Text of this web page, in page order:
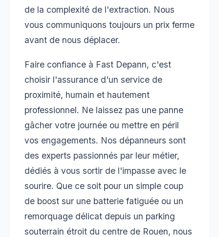
de la complexité de l'extraction. Nous
vous communiquons toujours un prix ferme
avant de nous déplacer.
Faire confiance à Fast Depann, c'est
choisir l'assurance d'un service de
proximité, humain et hautement
professionnel. Ne laissez pas une panne
gâcher votre journée ou mettre en péril
vos engagements. Nos dépanneurs sont
des experts passionnés par leur métier,
dédiés à vous sortir de l'impasse avec le
sourire. Que ce soit pour un simple coup
de boost sur une batterie fatiguée ou un
remorquage délicat depuis un parking
souterrain étroit du centre de Rouen, nous